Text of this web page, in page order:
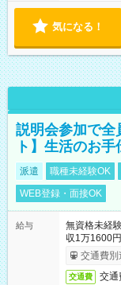
気になる！
説明会参加で全
ト】生活のお手
派遣 職種未経験OK
WEB登録・面接OK
給与
無資格未経
収1万1600
交通費別
交通費 交通